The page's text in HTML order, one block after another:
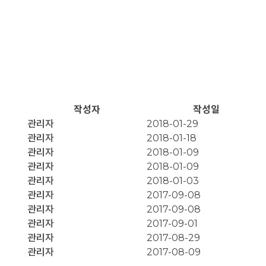
작성자
작성일
관리자
2018-01-29
관리자
2018-01-18
관리자
2018-01-09
관리자
2018-01-09
관리자
2018-01-03
관리자
2017-09-08
관리자
2017-09-08
관리자
2017-09-01
관리자
2017-08-29
관리자 2017-08-09